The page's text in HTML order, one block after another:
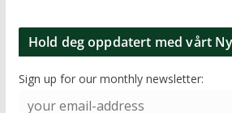
Hold deg oppdatert med vårt
Sign up for our monthly newsletter: